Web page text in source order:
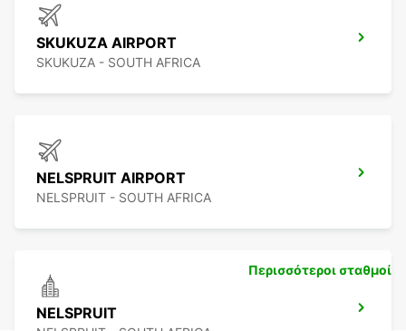
SKUKUZA AIRPORT
SKUKUZA - SOUTH AFRICA
NELSPRUIT AIRPORT
NELSPRUIT - SOUTH AFRICA
NELSPRUIT
Περισσότεροι σταθμοί